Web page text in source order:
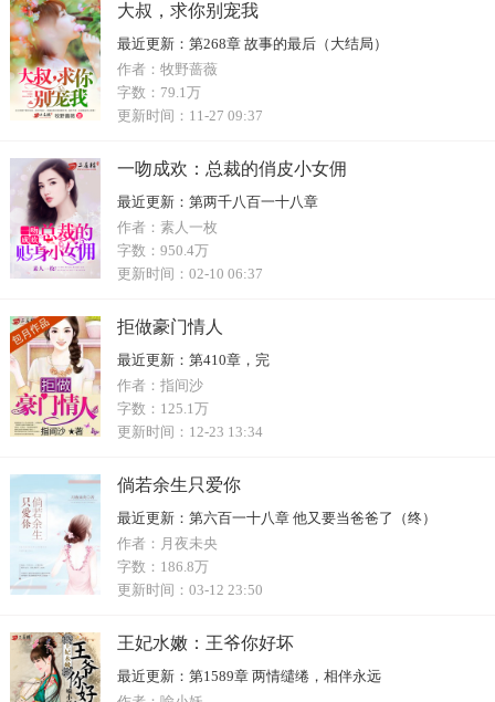
大叔，求你别宠我
最近更新： 第268章 故事的最后（大结局）
作者： 牧野蔷薇
字数： 79.1万
更新时间： 11-27 09:37
一吻成欢：总裁的俏皮小女佣
最近更新： 第两千八百一十八章
作者： 素人一枚
字数： 950.4万
更新时间： 02-10 06:37
拒做豪门情人
最近更新： 第410章，完
作者： 指间沙
字数： 125.1万
更新时间： 12-23 13:34
倘若余生只爱你
最近更新： 第六百一十八章 他又要当爸爸了（终）
作者： 月夜未央
字数： 186.8万
更新时间： 03-12 23:50
王妃水嫩：王爷你好坏
最近更新： 第1589章 两情缱绻，相伴永远